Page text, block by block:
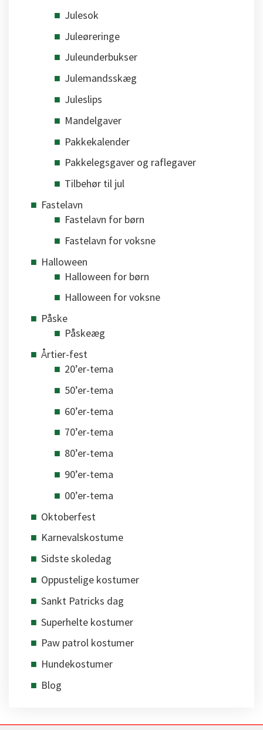
Julesok
Juleøreringe
Juleunderbukser
Julemandsskæg
Juleslips
Mandelgaver
Pakkekalender
Pakkelegsgaver og raflegaver
Tilbehør til jul
Fastelavn
Fastelavn for børn
Fastelavn for voksne
Halloween
Halloween for børn
Halloween for voksne
Påske
Påskeæg
Årtier-fest
20’er-tema
50’er-tema
60’er-tema
70’er-tema
80’er-tema
90’er-tema
00’er-tema
Oktoberfest
Karnevalskostume
Sidste skoledag
Oppustelige kostumer
Sankt Patricks dag
Superhelte kostumer
Paw patrol kostumer
Hundekostumer
Blog